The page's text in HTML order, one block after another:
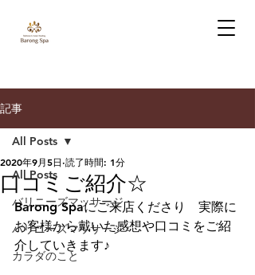
記事
All Posts
バリニーズマッサージ
バリニーズマッサージ
カラダのこと
All Posts
口コミご紹介☆
2020年9月5日 読了時間: 1分
Barong Spaにご来店くださり　実際に
お客様から戴いた感想や口コミをご紹
介していきます♪